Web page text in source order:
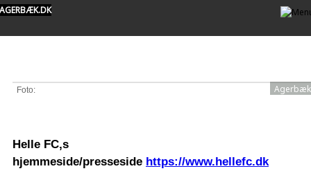
AGERBÆK.DK
Agerbæk
Foto:
Helle FC,s
hjemmeside/presseside https://www.hellefc.dk